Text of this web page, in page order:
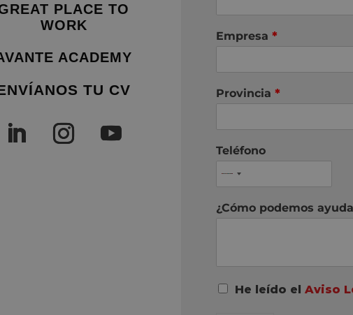
PLACE TO
WORK
ACADEMY
TU CV
Empresa *
Provincia *
Teléfono
¿Cómo podemos
A
He leído el Aviso